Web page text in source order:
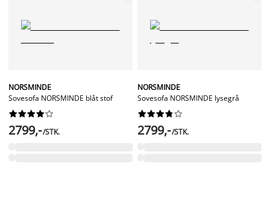
NORSMINDE
Sovesofa NORSMINDE blåt stof






2799,-/STK.
NORSMINDE
Sovesofa NORSMINDE lysegrå






2799,-/STK.